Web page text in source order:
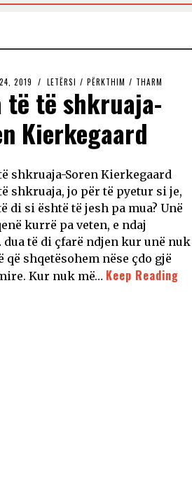
2019 LETËRSI / PËRKTHIM / THARM
të të shkruaja-
Kierkegaard
shkruaja-Soren Kierkegaard
shkruaja, jo për të pyetur si je,
di si është të jesh pa mua? Unë
kurrë pa veten, e ndaj
të di çfarë ndjen kur unë nuk
që shqetësohem nëse çdo gjë
Kur nuk më… Keep Reading